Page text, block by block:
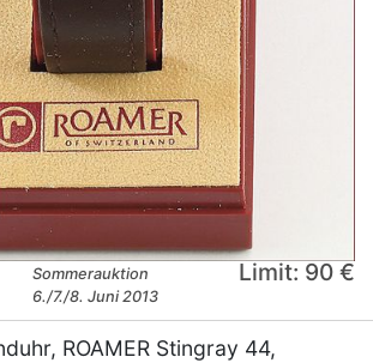
Sommerauktion
6./7./8. Juni 2013
Limit: 90 €
ROAMER Stingray 44,